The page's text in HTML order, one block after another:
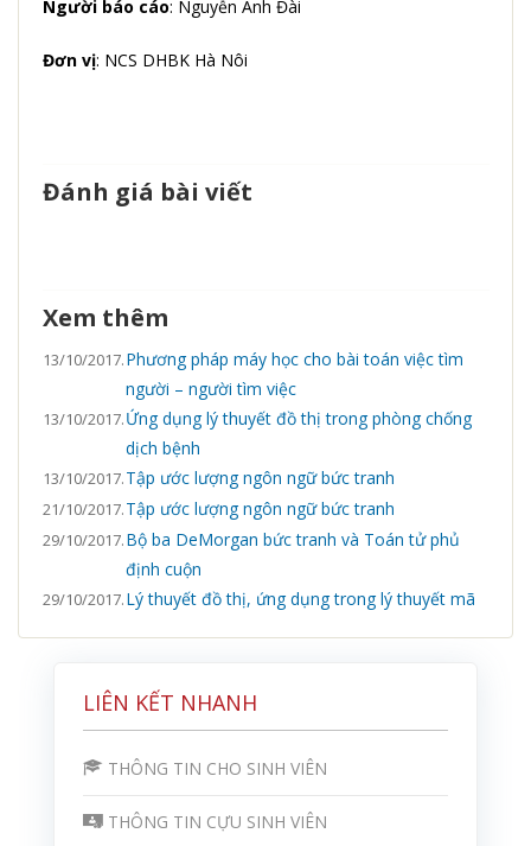
LIÊN KẾT NHANH
THÔNG TIN CHO SINH VIÊN
THÔNG TIN CỰU SINH VIÊN
Người báo cáo: Nguyễn Anh Đài
Đơn vị: NCS DHBK Hà Nôi
Đánh giá bài viết
Xem thêm
13/10/2017.Phương pháp máy học cho bài toán việc tìm
người – người tìm việc
13/10/2017.Ứng dụng lý thuyết đồ thị trong phòng chống
dịch bệnh
13/10/2017.Tập ước lượng ngôn ngữ bức tranh
21/10/2017.Tập ước lượng ngôn ngữ bức tranh
29/10/2017.Bộ ba DeMorgan bức tranh và Toán tử phủ
định cuộn
29/10/2017.Lý thuyết đồ thị, ứng dụng trong lý thuyết mã